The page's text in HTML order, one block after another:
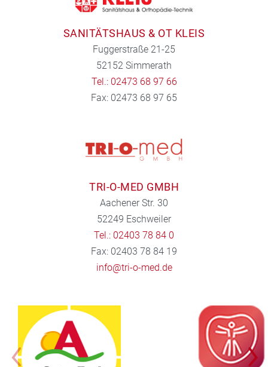
SANITÄTSHAUS & OT KLEIS
Fuggerstraße 21-25
52152 Simmerath
Tel.: 02473 68 97 66
Fax: 02473 68 97 65
TRI-O-MED GMBH
Aachener Str. 30
52249 Eschweiler
Tel.: 02403 78 84 0
Fax: 02403 78 84 19
info@tri-o-med.de